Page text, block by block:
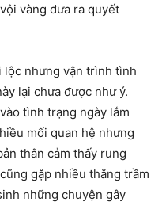
vàng đưa ra quyết
lộc nhưng vận trình tình
lại chưa được như ý.
tình trạng ngày lắm
mối quan hệ nhưng
thân cảm thấy rung
gặp nhiều thăng trầm
những chuyện gây